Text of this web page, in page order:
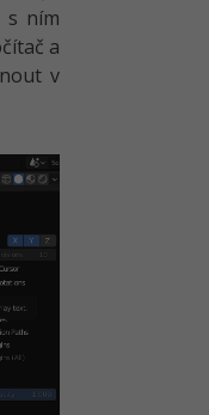
s ním
a
v